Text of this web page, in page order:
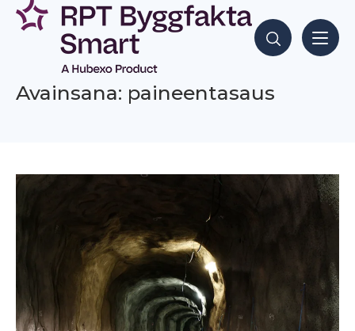
Siirry
sisältöön
Hae sisältöjä
Avainsana: paineentasaus